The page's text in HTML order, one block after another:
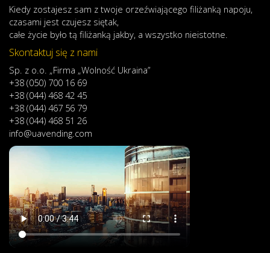
Kiedy zostajesz sam z twoje orzeźwiającego filiżanką napoju,
czasami jest czujesz siętak,
całe życie było tą filiżanką jakby, a wszystko nieistotne.
Skontaktuj się z nami
Sp. z o.o. „Firma „Wolność Ukraina”
+38 (050) 700 16 69
+38 (044) 468 42 45
+38 (044) 467 56 79
+38 (044) 468 51 26
info@uavending.com